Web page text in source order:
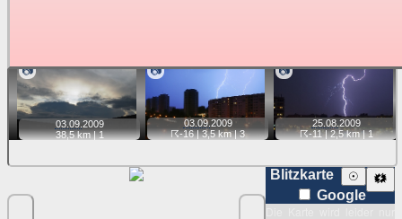
📷
03.09. 2009
38,5 km |1
📷
03.09. 2009
☈-16| 3,5 km |3
📷
25.08. 2009
☈-11| 2,5 km |1
Blitzkarte 🗱
☉
Google